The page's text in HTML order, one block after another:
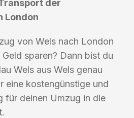
der
London
von Wels nach London
sparen? Dann bist du
Wels aus Wels genau
eine kostengünstige und
für deinen Umzug in die